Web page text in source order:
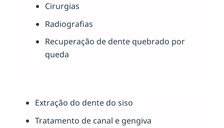
Cirurgias
Radiografias
Recuperação de dente quebrado por
queda
Extração do dente do siso
Tratamento de canal e gengiva